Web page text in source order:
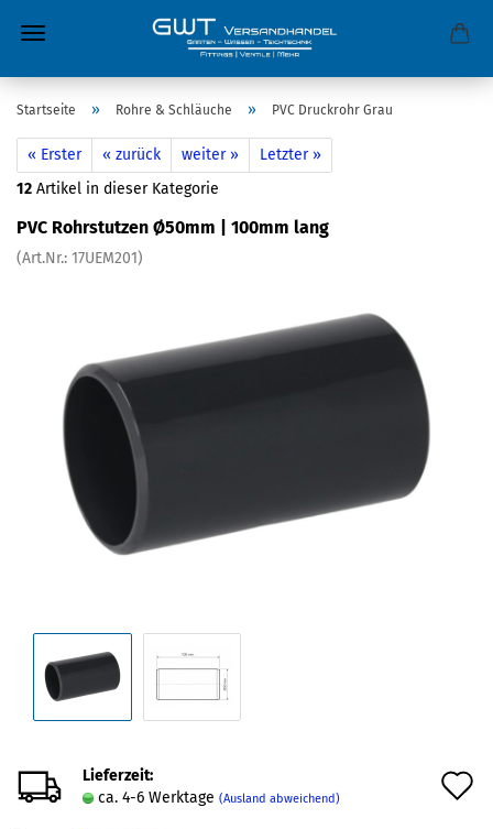
Startseite » Rohre & Schläuche » PVC Druckrohr Grau
« Erster « zurück weiter »
Letzter »
12 Artikel in dieser Kategorie
PVC Rohrstutzen Ø50mm | 100mm lang
(Art.Nr.: 17UEM201)
Lieferzeit:
ca. 4-6 Werktage (Ausland abweichend)